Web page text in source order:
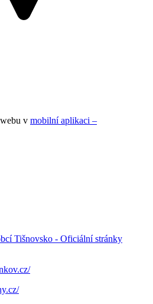
v mobilní aplikaci –
Tišnovsko - Oficiální stránky